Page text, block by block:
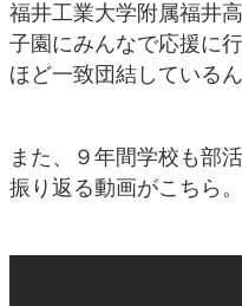
福井工業大学附属福井
子園にみんなで応援に
ほど一致団結しているん
また、９年間学校も部
振り返る動画がこちら。